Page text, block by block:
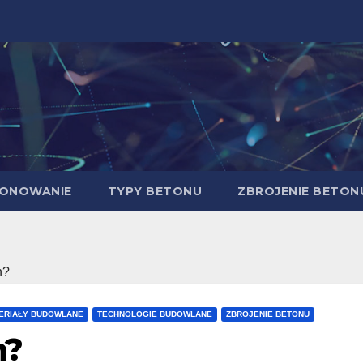
TYPY BETONU ZBROJENIE
BUDOWLANE TECHNOLOGIE BUDOWLANE ZBROJENIE BETONU